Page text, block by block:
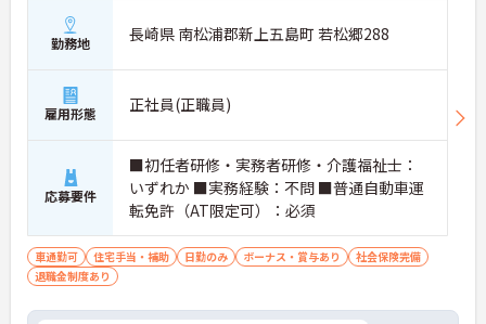
勤務地 長崎県 南松浦郡新上五島町 若松郷288
雇用形態 正社員(正職員)
応募要件
■初任者研修・実務者研修・介護福祉士：
いずれか ■実務経験：不問 ■普通自動車運
転免許（AT限定可）：必須
車通勤可 住宅手当・補助 日勤のみ ボーナス・賞与あり
社会保険完備
退職金制度あり